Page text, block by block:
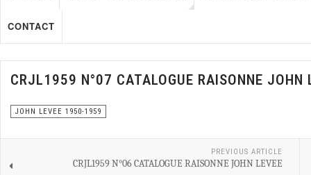
CONTACT
CRJL1959 N°07 CATALOGUE RAISONNE JOHN
JOHN LEVEE 1950-1959
PREVIOUS ARTICLE
CRJL1959 N°06 CATALOGUE RAISONNE JOHN LEVEE